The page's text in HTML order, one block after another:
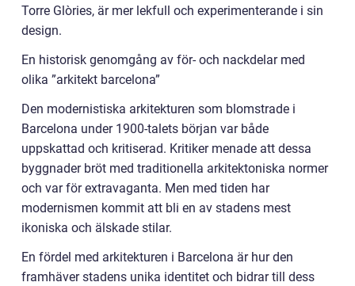
Torre Glòries, är mer lekfull och experimenterande i sin
design.
En historisk genomgång av för- och nackdelar med
olika ”arkitekt barcelona”
Den modernistiska arkitekturen som blomstrade i
Barcelona under 1900-talets början var både
uppskattad och kritiserad. Kritiker menade att dessa
byggnader bröt med traditionella arkitektoniska normer
och var för extravaganta. Men med tiden har
modernismen kommit att bli en av stadens mest
ikoniska och älskade stilar.
En fördel med arkitekturen i Barcelona är hur den
framhäver stadens unika identitet och bidrar till dess